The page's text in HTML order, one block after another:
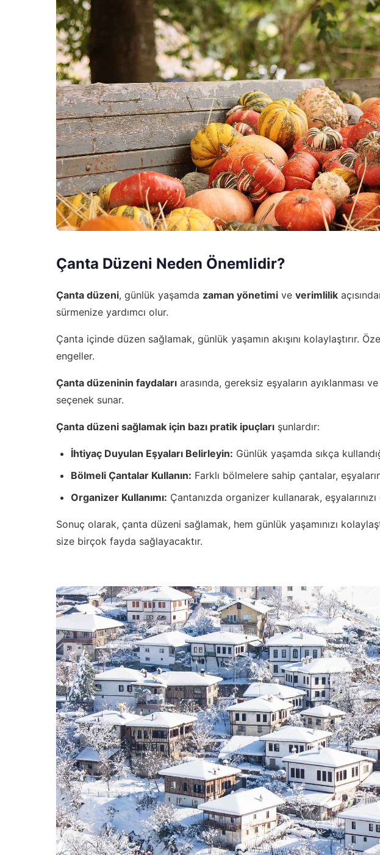
Çanta Düzeni Neden Önemlidir?
Çanta düzeni, günlük yaşamda zaman yönetimi ve verimlilik
sürmenize yardımcı olur.
Çanta içinde düzen sağlamak, günlük yaşamın akışını kolaylaştırır.
engeller.
Çanta düzeninin faydaları arasında, gereksiz eşyaların ayıklanması
seçenek sunar.
Çanta düzeni sağlamak için bazı pratik ipuçları şunlardır:
İhtiyaç Duyulan Eşyaları Belirleyin: Günlük yaşamda sıkça
Bölmeli Çantalar Kullanın: Farklı bölmelere sahip çantalar,
Organizer Kullanımı: Çantanızda organizer kullanarak,
Sonuç olarak, çanta düzeni sağlamak, hem günlük yaşamınızı
size birçok fayda sağlayacaktır.